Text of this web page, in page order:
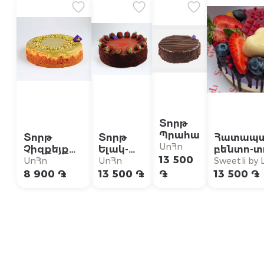
Տորթ
Չիզքեյք
Պիստակով
փոքր
ՍոՀո
8 900 ֏
Տորթ
Ելակ-
Շոկոլադ
ՍոՀո
13 500 ֏
Տորթ
Պրահա
ՍոՀո
13 500
֏
բենտո-
Sweetli by
13 500 ֏